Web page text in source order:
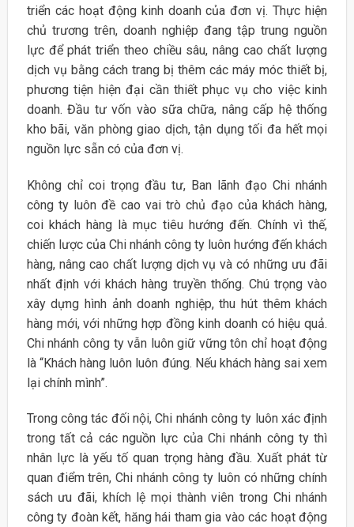
triển các hoạt động kinh doanh của đơn vị. Thực hiện
chủ trương trên, doanh nghiệp đang tập trung nguồn
lực để phát triển theo chiều sâu, nâng cao chất lượng
dịch vụ bằng cách trang bị thêm các máy móc thiết bị,
phương tiện hiện đại cần thiết phục vụ cho việc kinh
doanh. Đầu tư vốn vào sữa chữa, nâng cấp hệ thống
kho bãi, văn phòng giao dịch, tận dụng tối đa hết mọi
nguồn lực sẵn có của đơn vị.
Không chỉ coi trọng đầu tư, Ban lãnh đạo Chi nhánh
công ty luôn đề cao vai trò chủ đạo của khách hàng,
coi khách hàng là mục tiêu hướng đến. Chính vì thế,
chiến lược của Chi nhánh công ty luôn hướng đến khách
hàng, nâng cao chất lượng dịch vụ và có những ưu đãi
nhất định với khách hàng truyền thống. Chú trọng vào
xây dựng hình ảnh doanh nghiệp, thu hút thêm khách
hàng mới, với những hợp đồng kinh doanh có hiệu quả.
Chi nhánh công ty vẫn luôn giữ vững tôn chỉ hoạt động
là “Khách hàng luôn luôn đúng. Nếu khách hàng sai xem
lại chính mình”.
Trong công tác đối nội, Chi nhánh công ty luôn xác định
trong tất cả các nguồn lực của Chi nhánh công ty thì
nhân lực là yếu tố quan trọng hàng đầu. Xuất phát từ
quan điểm trên, Chi nhánh công ty luôn có những chính
sách ưu đãi, khích lệ mọi thành viên trong Chi nhánh
công ty đoàn kết, hăng hái tham gia vào các hoạt động